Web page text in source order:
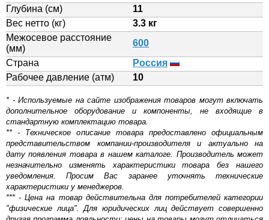
Глубина (см)
11
Вес нетто (кг)
3.3 кг
Межосевое расстояние
(мм)
600
Страна
Россия
Рабочее давление (атм)
10
* - Используемые на сайте изображения товаров могут включать
дополнительное оборудование и компоненты, не входящие в
стандартную комплектацию товара.
** - Техническое описание товара предоставлено официальным
представительством компании-производителя и актуально на
дату появления товара в нашем каталоге. Производитель может
незначительно изменять характеристики товара без нашего
уведомления. Просим Вас заранее уточнять технические
характеристики у менеджеров.
*** - Цена на товар действительна для потребителей категории
"физические лица". Для юридических лиц действует совершенно